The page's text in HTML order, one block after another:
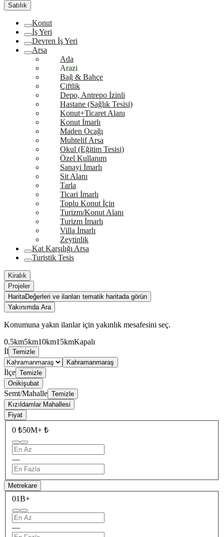
Satılık
Konut
İş Yeri
Devren İş Yeri
Arsa
Ada
Arazi
Bağ & Bahçe
Çiftlik
Depo, Antrepo İzinli
Hastane (Sağlık Tesisi)
Konut+Ticaret Alanı
Konut İmarlı
Maden Ocağı
Muhtelif Arsa
Okul (Eğitim Tesisi)
Özel Kullanım
Sanayi İmarlı
Sit Alanı
Tarla
Ticari İmarlı
Toplu Konut İçin
Turizm/Konut Alanı
Turizm İmarlı
Villa İmarlı
Zeytinlik
Kat Karşılığı Arsa
Turistik Tesis
Kiralık
Projeler
HaritaDeğerleri ve ilanları tematik haritada görün
Yakınımda Ara
Konumuna yakın ilanlar için yakınlık mesafesini seç.
0.5km5km10km15kmKapalı
İl Temizle
Kahramanmaraş
İlçe Temizle
Onikişubat
Semt/Mahalle Temizle
Kızıldamlar Mahallesi
Fiyat
0 ₺50M+ ₺
—
Metrekare
01B+
—